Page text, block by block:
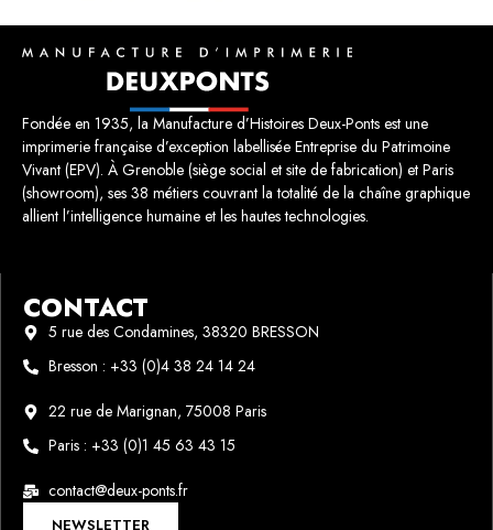
Fondée en 1935, la Manufacture d’Histoires Deux-Ponts est une
imprimerie française d’exception labellisée Entreprise du Patrimoine
Vivant (EPV). À Grenoble (siège social et site de fabrication) et Paris
(showroom), ses 38 métiers couvrant la totalité de la chaîne graphique
allient l’intelligence humaine et les hautes technologies.
CONTACT
5 rue des Condamines, 38320 BRESSON
Bresson : +33 (0)4 38 24 14 24
22 rue de Marignan, 75008 Paris
Paris : +33 (0)1 45 63 43 15
contact@deux-ponts.fr
NEWSLETTER